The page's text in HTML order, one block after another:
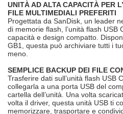
UNITÀ AD ALTA CAPACITÀ PER
FILE MULTIMEDIALI PREFERITI
Progettata da SanDisk, un leader
di memorie flash, l’unità flash USB
capacità e design compatto.
GB1, questa può archiviare tutti i
meno.
SEMPLICE BACKUP DEI FILE
Trasferire dati sull’unità flash USB
collegarla a una porta USB del
cartella dell’unità. Una volta
volta il driver, questa unità USB ti
memorizzare, trasportare e